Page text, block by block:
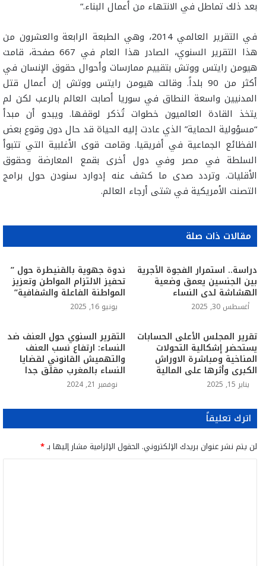
بعد ذلك تماطل في الانتهاء من أعمال البناء“.
في التقرير العالمي 2014، وهي الطبعة الرابعة والعشرون من
هذا التقرير السنوي، الصادر هذا العام في 667 صفحة، قامت
هيومن رايتس ووتش بتقييم ممارسات وأحوال حقوق الإنسان في
أكثر من 90 بلداً. وقالت هيومن رايتس ووتش إن أعمال قتل
المدنيين واسعة النطاق في سوريا أصابت العالم بالرعب لكن لم
يتخذ القادة العالميون خطوات تُذكر لوقفها. ويبدو أن مبدأ
“مسؤولية الحماية” الذي عادت إليه الحياة قد حال دون وقوع بعض
الفظائع الجماعية في أفريقيا. وقامت قوى الأغلبية التي تتبوأ
السلطة في مصر وفي دول أخرى بقمع المعارضة وحقوق
الأقليات. وتردد صدى ما كشف عنه إدوارد سنودن حول برامج
التصنت الأمريكية في شتى أرجاء العالم.
مقالات ذات صلة
دراسة.. استمرار الفجوة الأجرية
بين الجنسين يعمق وضعية
الهشاشة لدى النساء
أغسطس 30, 2025
ندوة جهوية بالقنيطرة حول ”
تحفيز الالتزام المواطن وتعزيز
المواطنة الفاعلة والشفافية”
يونيو 16, 2025
تقرير المجلس الأعلى الحسابات
يستحضر إشكالية التحولات
المناخية ومباشرة الاوراش
الكبرى وأثرها على المالية
يناير 15, 2025
التقرير السنوي حول العنف ضد
النساء: ارتفاع نسب العنف
والتهميش القانوني لقضايا
النساء بالمغرب مقلق جدا
نوفمبر 21, 2024
اترك تعليقاً
لن يتم نشر عنوان بريدك الإلكتروني. الحقول الإلزامية مشار إليها بـ*